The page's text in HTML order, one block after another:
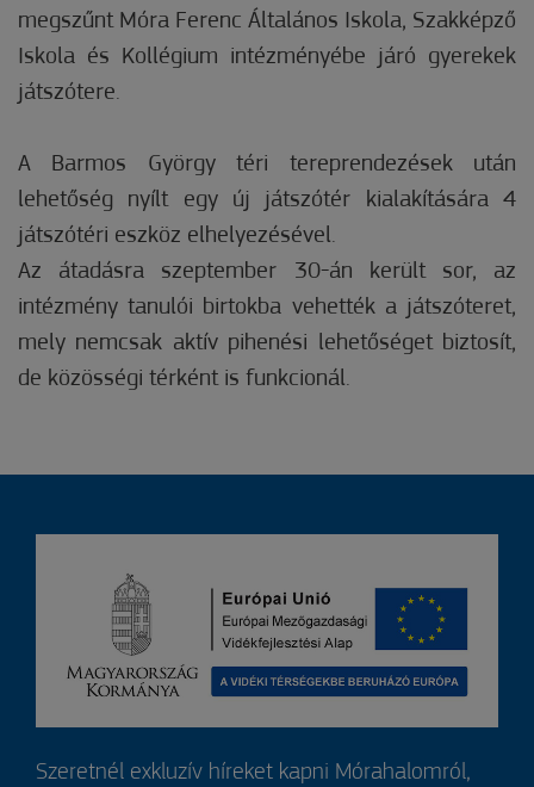
megszűnt Móra Ferenc Általános Iskola, Szakképző
Iskola és Kollégium intézményébe járó gyerekek
játszótere.
A Barmos György téri tereprendezések után
lehetőség nyílt egy új játszótér kialakítására 4
játszótéri eszköz elhelyezésével.
Az átadásra szeptember 30-án került sor, az
intézmény tanulói birtokba vehették a játszóteret,
mely nemcsak aktív pihenési lehetőséget biztosít,
de közösségi térként is funkcionál.
Szeretnél exkluzív híreket kapni Mórahalomról,